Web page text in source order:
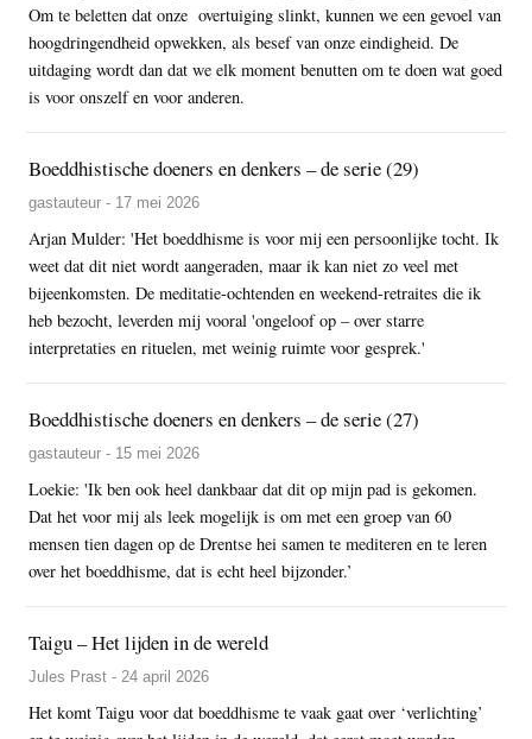
Om te beletten dat onze overtuiging slinkt, kunnen we een gevoel van
hoogdringendheid opwekken, als besef van onze eindigheid. De
uitdaging wordt dan dat we elk moment benutten om te doen wat goed
is voor onszelf en voor anderen.
Boeddhistische doeners en denkers – de serie (29)
gastauteur - 17 mei 2026
Arjan Mulder: 'Het boeddhisme is voor mij een persoonlijke tocht. Ik
weet dat dit niet wordt aangeraden, maar ik kan niet zo veel met
bijeenkomsten. De meditatie-ochtenden en weekend-retraites die ik
heb bezocht, leverden mij vooral 'ongeloof op – over starre
interpretaties en rituelen, met weinig ruimte voor gesprek.'
Boeddhistische doeners en denkers – de serie (27)
gastauteur - 15 mei 2026
Loekie: 'Ik ben ook heel dankbaar dat dit op mijn pad is gekomen.
Dat het voor mij als leek mogelijk is om met een groep van 60
mensen tien dagen op de Drentse hei samen te mediteren en te leren
over het boeddhisme, dat is echt heel bijzonder.’
Taigu – Het lijden in de wereld
Jules Prast - 24 april 2026
Het komt Taigu voor dat boeddhisme te vaak gaat over ‘verlichting’